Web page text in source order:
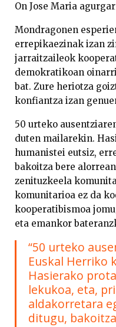
On Jose Maria
Mondragonen
errepikaezinak izan
jarraitzaileok
demokratikoan
bat. Zure heriotza
konfiantza izan
50 urteko
duten mailarekin.
humanistei eutsiz,
bakoitza bere
zenituzkeela
komunitarioa ez da
kooperatibismoa
eta emankor
“50 urteko
Euskal Herriko
Hasierako
lekukoa, eta,
aldakorretara
ditugu,